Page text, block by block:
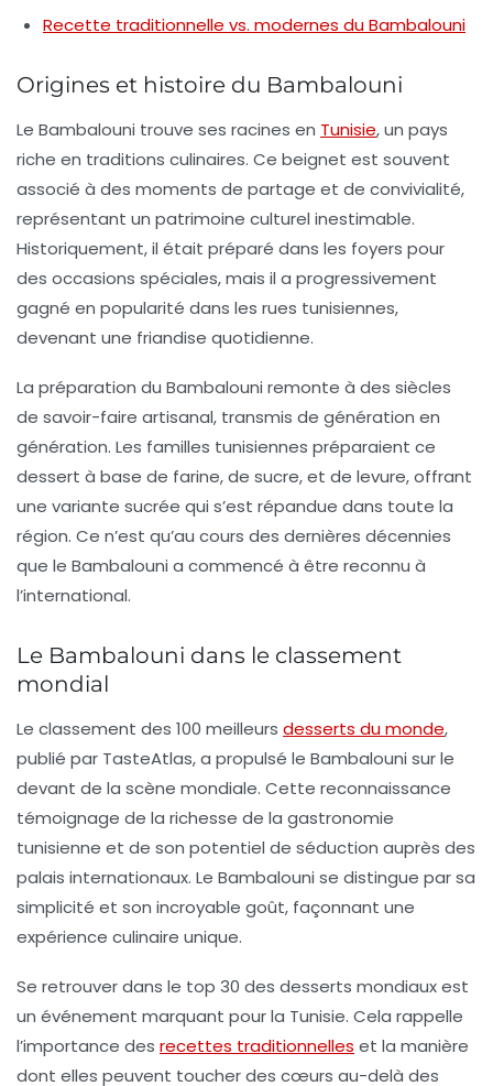
Recette traditionnelle vs. modernes du Bambalouni
Origines et histoire du Bambalouni
Le Bambalouni trouve ses racines en Tunisie, un pays
riche en traditions culinaires. Ce beignet est souvent
associé à des moments de partage et de convivialité,
représentant un patrimoine culturel inestimable.
Historiquement, il était préparé dans les foyers pour
des occasions spéciales, mais il a progressivement
gagné en popularité dans les rues tunisiennes,
devenant une friandise quotidienne.
La préparation du Bambalouni remonte à des siècles
de savoir-faire artisanal, transmis de génération en
génération. Les familles tunisiennes préparaient ce
dessert à base de farine, de sucre, et de levure, offrant
une variante sucrée qui s’est répandue dans toute la
région. Ce n’est qu’au cours des dernières décennies
que le Bambalouni a commencé à être reconnu à
l’international.
Le Bambalouni dans le classement
mondial
Le classement des 100 meilleurs desserts du monde,
publié par TasteAtlas, a propulsé le Bambalouni sur le
devant de la scène mondiale. Cette reconnaissance
témoignage de la richesse de la gastronomie
tunisienne et de son potentiel de séduction auprès des
palais internationaux. Le Bambalouni se distingue par sa
simplicité et son incroyable goût, façonnant une
expérience culinaire unique.
Se retrouver dans le top 30 des desserts mondiaux est
un événement marquant pour la Tunisie. Cela rappelle
l’importance des recettes traditionnelles et la manière
dont elles peuvent toucher des cœurs au-delà des